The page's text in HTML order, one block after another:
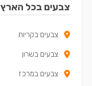
צבעים בכל הארץ
צבעים בקריות
צבעים בשרון
צבעים במרכז